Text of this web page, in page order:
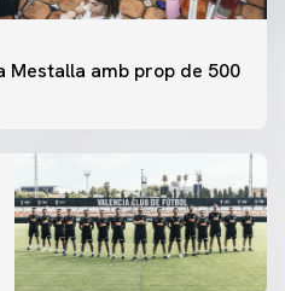
Mestalla amb prop de 500